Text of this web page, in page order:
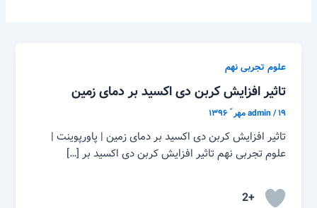
علوم تجربی نهم
تاثیر افزایش کربن دی اکسید بر دمای زمین
admin/۱۹ مهر ّ ۱۳۹۶
تاثیر افزایش کربن دی اکسید بر دمای زمین | پاورپوینت |
علوم تجربی نهم تاثیر افزایش کربن دی اکسید بر […]
+2